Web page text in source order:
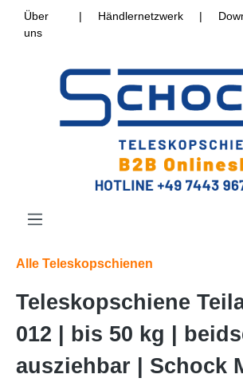
Über
uns
| Händlernetzwerk |
Alle Teleskopschienen
Teleskopschiene
012 | bis 50 kg |
ausziehbar | Schock